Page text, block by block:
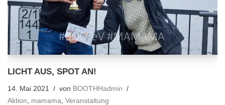
LICHT AUS, SPOT AN!
14. Mai 2021 von BOOTHHadmin
Aktion
mamama Veranstaltung